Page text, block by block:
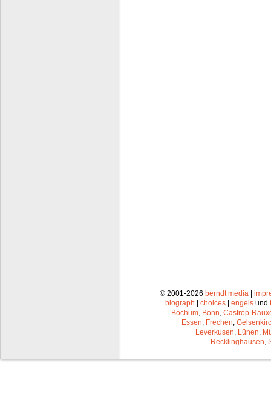
© 2001-2026 berndt media |
biograph | choices | engels und
Bochum Bonn Castrop-
Essen Frechen
Leverkusen Lünen
Recklinghausen